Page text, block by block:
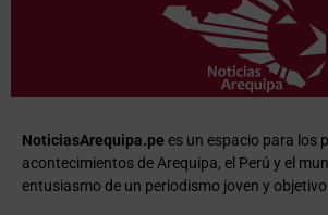
NoticiasArequipa.pe es un espacio para los
acontecimientos de Arequipa, el Perú y el
entusiasmo de un periodismo joven y objetivo.